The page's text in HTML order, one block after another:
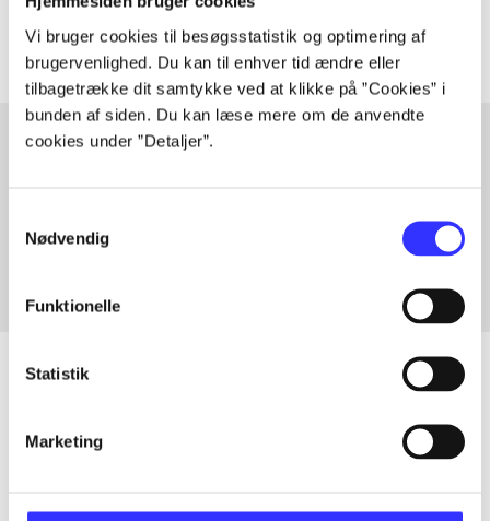
Vi bruger cookies til besøgsstatistik og optimering af
brugervenlighed. Du kan til enhver tid ændre eller
tilbagetrække dit samtykke ved at klikke på ”Cookies” i
bunden af siden. Du kan læse mere om de anvendte
cookies under ”Detaljer”.
Nødvendig
Funktionelle
Statistik
Marketing
Artikler